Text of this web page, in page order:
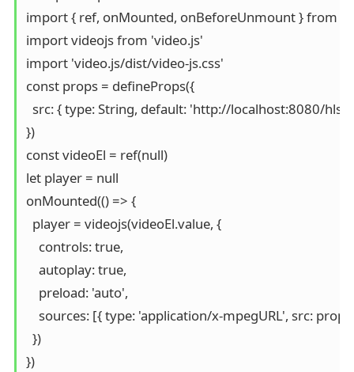
import { ref, onMounted, onBeforeUnmount } from
import videojs from 'video.js'
import 'video.js/dist/video-js.css'
const props = defineProps({
src: { type: String, default: 'http://localhost:8080/
})
const videoEl = ref(null)
let player = null
onMounted(() => {
  player = videojs(videoEl.value, {
    controls: true,
    autoplay: true,
    preload: 'auto',
sources: [{ type: 'application/x-mpegURL', src:
  })
})